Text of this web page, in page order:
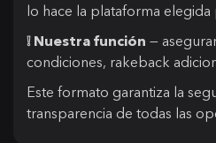
lo hace la plataforma elegida
❕ Nuestra función —
condiciones, rakeback
Este formato garantiza la
transparencia de todas las